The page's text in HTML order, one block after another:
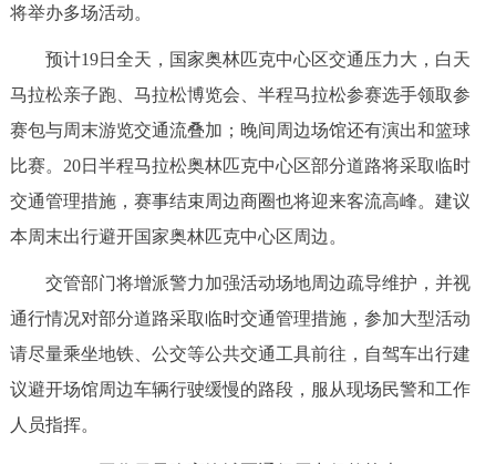
将举办多场活动。
预计19日全天，国家奥林匹克中心区交通压力大，白天
马拉松亲子跑、马拉松博览会、半程马拉松参赛选手领取参
赛包与周末游览交通流叠加；晚间周边场馆还有演出和篮球
比赛。20日半程马拉松奥林匹克中心区部分道路将采取临时
交通管理措施，赛事结束周边商圈也将迎来客流高峰。建议
本周末出行避开国家奥林匹克中心区周边。
交管部门将增派警力加强活动场地周边疏导维护，并视
通行情况对部分道路采取临时交通管理措施，参加大型活动
请尽量乘坐地铁、公交等公共交通工具前往，自驾车出行建
议避开场馆周边车辆行驶缓慢的路段，服从现场民警和工作
人员指挥。